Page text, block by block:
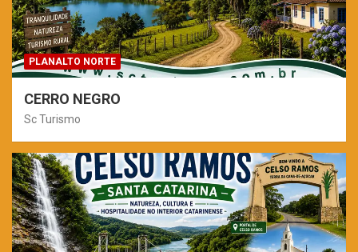
PLANALTO NORTE
CERRO NEGRO
Sc Turismo